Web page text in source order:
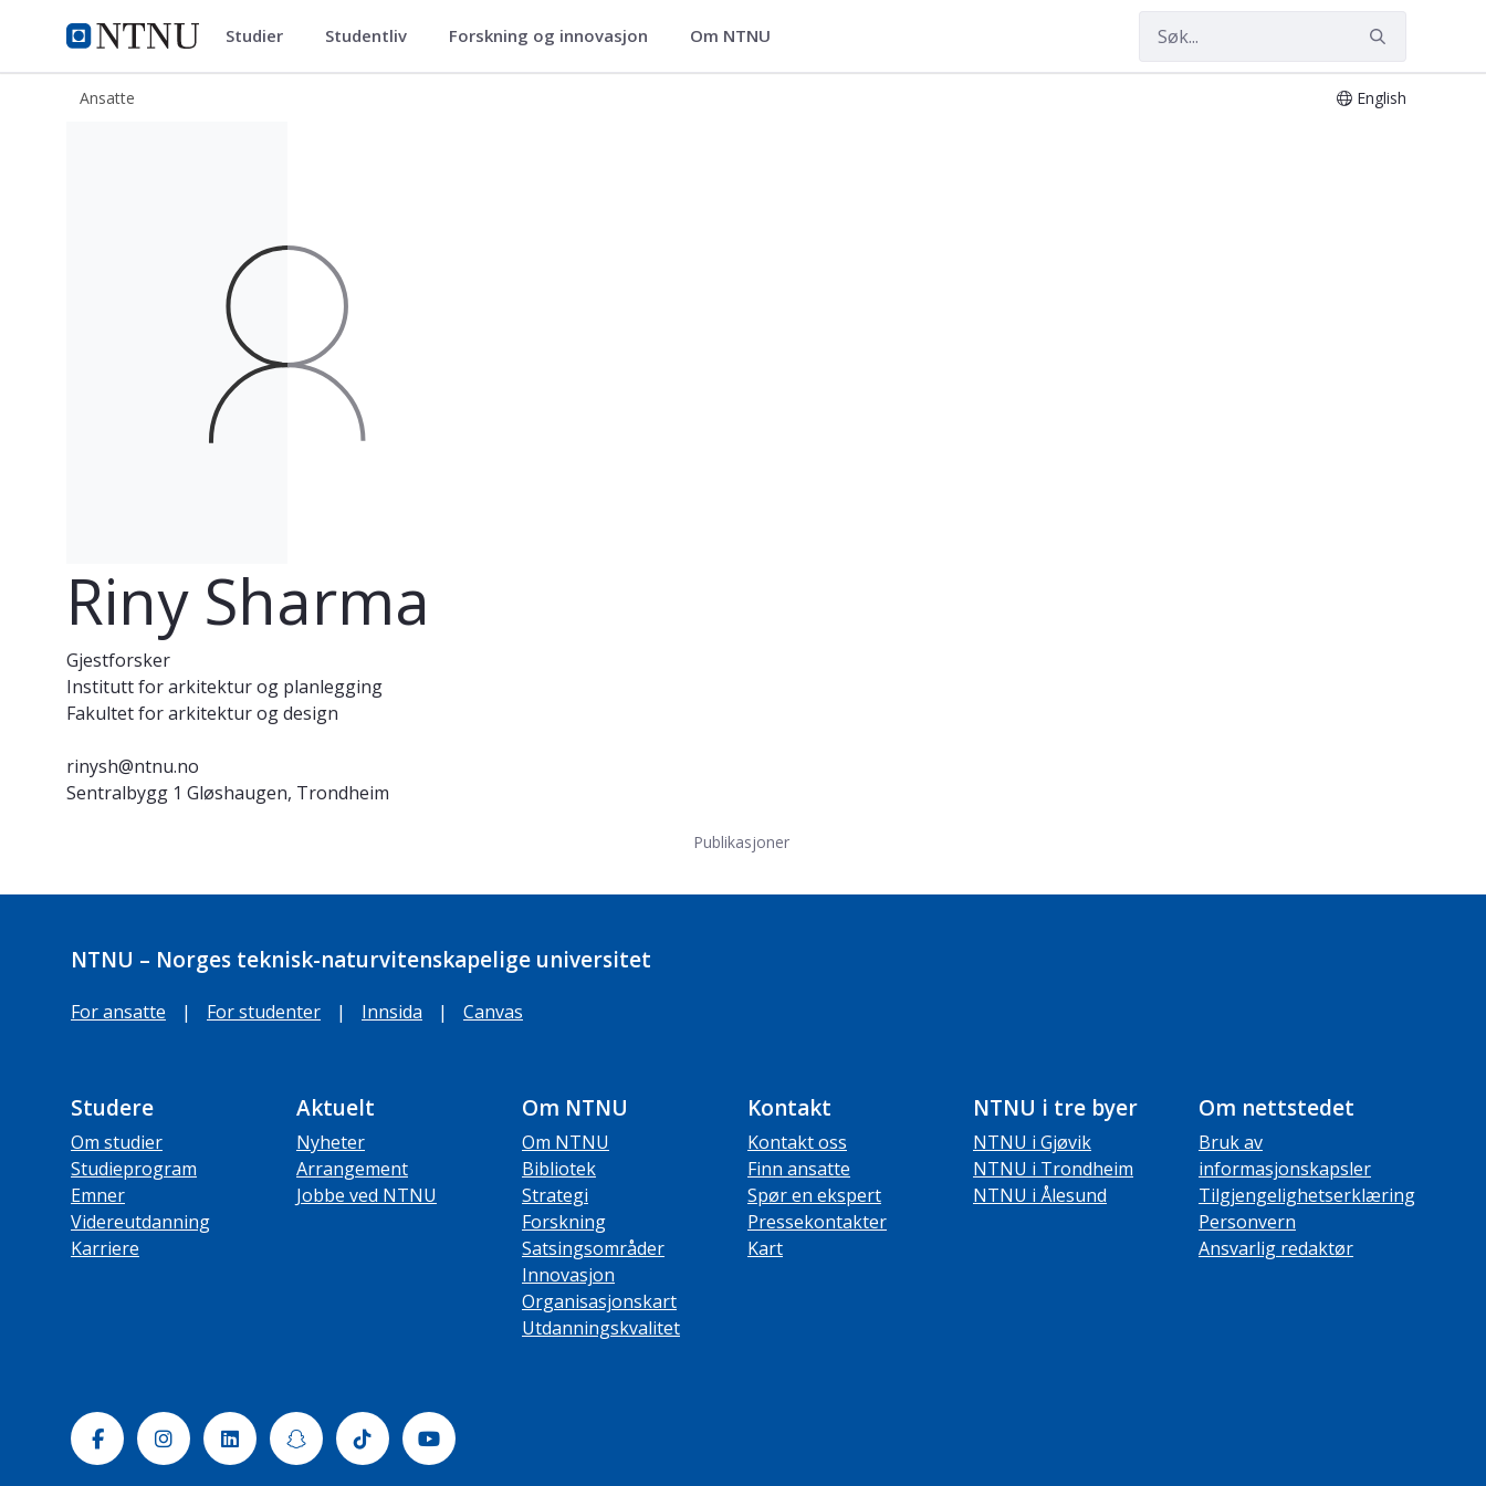
NTNU Hjemmeside
ntnu.no Studier Studentliv Forskning og innovasjon Om NTNU
Ansatte English
Riny Sharma
Gjestforsker
Institutt for arkitektur og planlegging
Fakultet for arkitektur og design
rinysh@ntnu.no
Sentralbygg 1 Gløshaugen, Trondheim
Publikasjoner
NTNU – Norges teknisk-naturvitenskapelige universitet
For ansatte | For studenter | Innsida | Canvas
Studere
Om studier
Studieprogram
Emner
Videreutdanning
Karriere
Aktuelt
Nyheter
Arrangement
Jobbe ved NTNU
Om NTNU
Om NTNU
Bibliotek
Strategi
Forskning
Satsingsområder
Innovasjon
Organisasjonskart
Utdanningskvalitet
Kontakt
Kontakt oss
Finn ansatte
Spør en ekspert
Pressekontakter
Kart
NTNU i tre byer
NTNU i Gjøvik
NTNU i Trondheim
NTNU i Ålesund
Om nettstedet
Bruk av
informasjonskapsler
Tilgjengelighetserklæring
Personvern
Ansvarlig redaktør
FacebookInstagramLinkedinSnapchatTiktok Youtube